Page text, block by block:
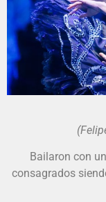
Odile
Bailaron con
consagrados